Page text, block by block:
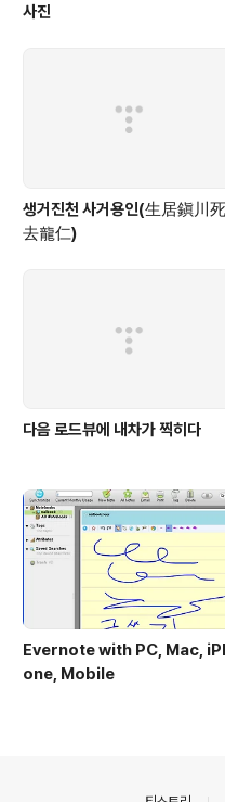
사진
생거진천 사거용인(生居鎭川死
去龍仁)
다음 로드뷰에 내차가 찍히다
Evernote with PC, Mac,
one, Mobile